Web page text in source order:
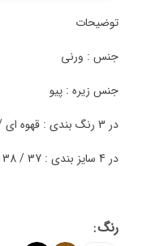
توضیحات
جنس : ورنی
جنس زیره : پیو
در 3 رنگ بندی : قهوه ای / شیری / مشکی
در 4 سایز بندی : 37 / 38 / 39 / 40
رنگ